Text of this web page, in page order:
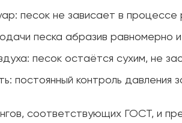
песок не зависает в процессе
песка абразив
песок остаётся сухим, не
постоянный контроль
соответствующих ГОСТ, и